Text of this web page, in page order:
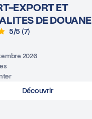
EXPORT ET
DE DOUANE
5/5 (7)
2026
Découvrir